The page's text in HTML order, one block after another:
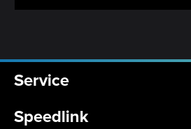
Service
Speedlink